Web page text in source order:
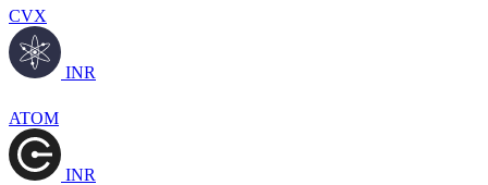
CVX
INR
ATOM
INR